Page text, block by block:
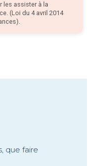
les assister à la
(Loi du 4 avril 2014
que faire